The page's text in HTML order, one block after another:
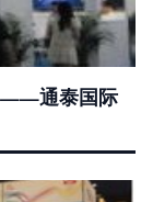
——通泰国际